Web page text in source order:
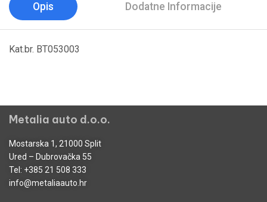
Opis Dodatne Informacije
Kat.br. BT053003
Metalia auto d.o.o.
Mostarska 1, 21000 Split
Ured – Dubrovačka 55
Tel: +385 21 508 333
info@metaliaauto.hr